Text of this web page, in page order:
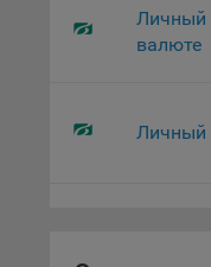
Личный
валюте
Личный